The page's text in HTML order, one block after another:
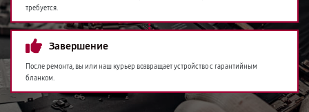
требуется.
Завершение
После ремонта, вы или наш курьер возвращает устройство с гарантийным
бланком.